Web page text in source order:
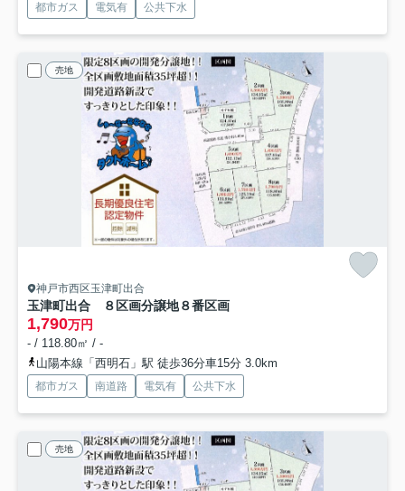
都市ガス 電気有 公共下水
売地
神戸市西区玉津町出合
玉津町出合 ８区画分譲地８番区画
1,790万円
- / 118.80㎡ / -
山陽本線「西明石」駅 徒歩36分車15分 3.0km
都市ガス 南道路 電気有 公共下水
売地